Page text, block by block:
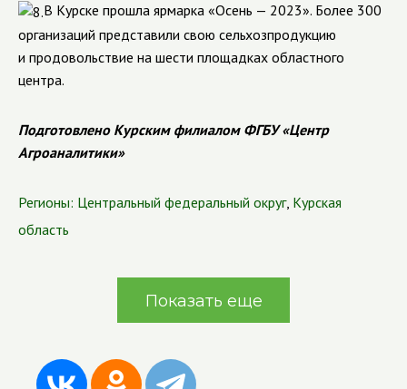
В Курске прошла ярмарка «Осень — 2023». Более 300
организаций представили свою сельхозпродукцию
и продовольствие на шести площадках областного
центра.
Подготовлено Курским филиалом ФГБУ «Центр
Агроаналитики»
Регионы: Центральный федеральный округ, Курская
область
Показать еще